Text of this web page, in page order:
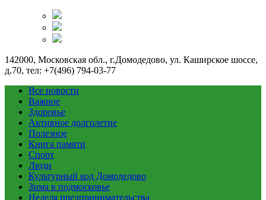
142000, Московская обл., г.Домодедово, ул. Каширское шоссе,
д.70, тел: +7(496) 794-03-77
Все новости
Важное
Здоровье
Активное долголетие
Полезное
Книга памяти
Спорт
Люди
Культурный код Домодедово
Зима в подмосковье
Неделя предпринимательства